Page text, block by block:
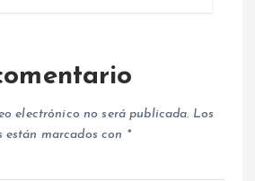
electrónico no será publicada. Los
marcados con *